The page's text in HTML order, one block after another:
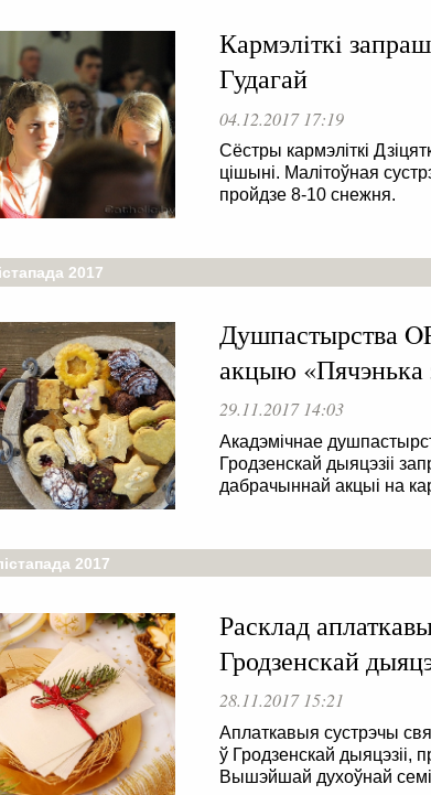
Кармэлiткi
Гудагай
04.12.2017 17:19
Сёстры кармэліткі
цішыні. Малітоўная
пройдзе 8-10 снежня.
2017
Душпастырства
акцыю «Пячэнька
29.11.2017 14:03
Акадэмічнае
Гродзенскай дыяцэзіі
дабрачыннай акцыі на
2017
Расклад
Гродзенскай
28.11.2017 15:21
Аплаткавыя сустрэчы
ў Гродзенскай дыяцэзіі,
Вышэйшай духоўнай